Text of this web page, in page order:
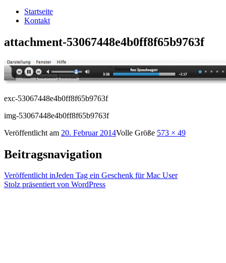
Startseite
Kontakt
attachment-53067448e4b0ff8f65b9763f
exc-53067448e4b0ff8f65b9763f
img-53067448e4b0ff8f65b9763f
Veröffentlicht am 20. Februar 2014Volle Größe 573 × 49
Beitragsnavigation
Veröffentlicht inJeden Tag ein Geschenk für Mac User
Stolz präsentiert von WordPress